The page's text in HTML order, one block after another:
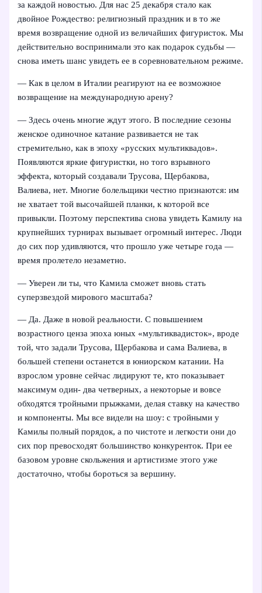
за каждой новостью. Для нас 25 декабря стало как
двойное Рождество: религиозный праздник и в то же
время возвращение одной из величайших фигуристок. Мы
действительно воспринимали это как подарок судьбы —
снова иметь шанс увидеть ее в соревновательном режиме.
— Как в целом в Италии реагируют на ее возможное
возвращение на международную арену?
— Здесь очень многие ждут этого. В последние сезоны
женское одиночное катание развивается не так
стремительно, как в эпоху «русских мультиквадов».
Появляются яркие фигуристки, но того взрывного
эффекта, который создавали Трусова, Щербакова,
Валиева, нет. Многие болельщики честно признаются: им
не хватает той высочайшей планки, к которой все
привыкли. Поэтому перспектива снова увидеть Камилу на
крупнейших турнирах вызывает огромный интерес. Люди
до сих пор удивляются, что прошло уже четыре года —
время пролетело незаметно.
— Уверен ли ты, что Камила сможет вновь стать
суперзвездой мирового масштаба?
— Да. Даже в новой реальности. С повышением
возрастного ценза эпоха юных «мультиквадисток», вроде
той, что задали Трусова, Щербакова и сама Валиева, в
большей степени останется в юниорском катании. На
взрослом уровне сейчас лидируют те, кто показывает
максимум один- два четверных, а некоторые и вовсе
обходятся тройными прыжками, делая ставку на качество
и компоненты. Мы все видели на шоу: с тройными у
Камилы полный порядок, а по чистоте и легкости они до
сих пор превосходят большинство конкуренток. При ее
базовом уровне скольжения и артистизме этого уже
достаточно, чтобы бороться за вершину.